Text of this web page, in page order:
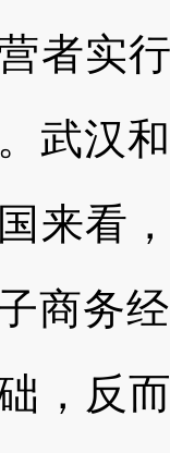
者实
武汉
来看
商务
，反